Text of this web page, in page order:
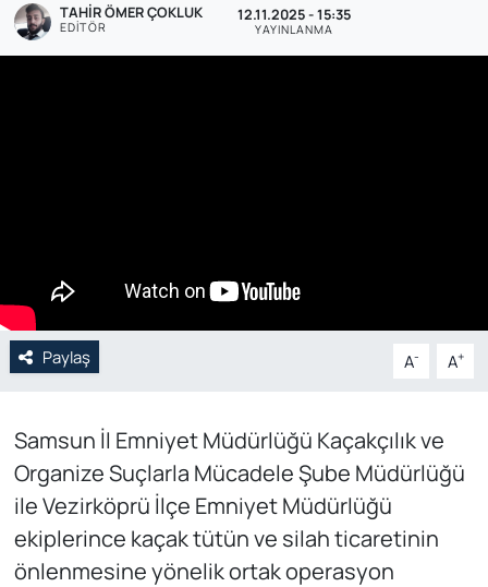
TAHIR ÖMER ÇOKLUK
EDITÖR
12.11.2025 - 15:35
YAYINLANMA
Paylaş A- A+
Samsun İl Emniyet Müdürlüğü Kaçakçılık ve
Organize Suçlarla Mücadele Şube Müdürlüğü
ile Vezirköprü İlçe Emniyet Müdürlüğü
ekiplerince kaçak tütün ve silah ticaretinin
önlenmesine yönelik ortak operasyon
Spor
Web Tv
Yerel